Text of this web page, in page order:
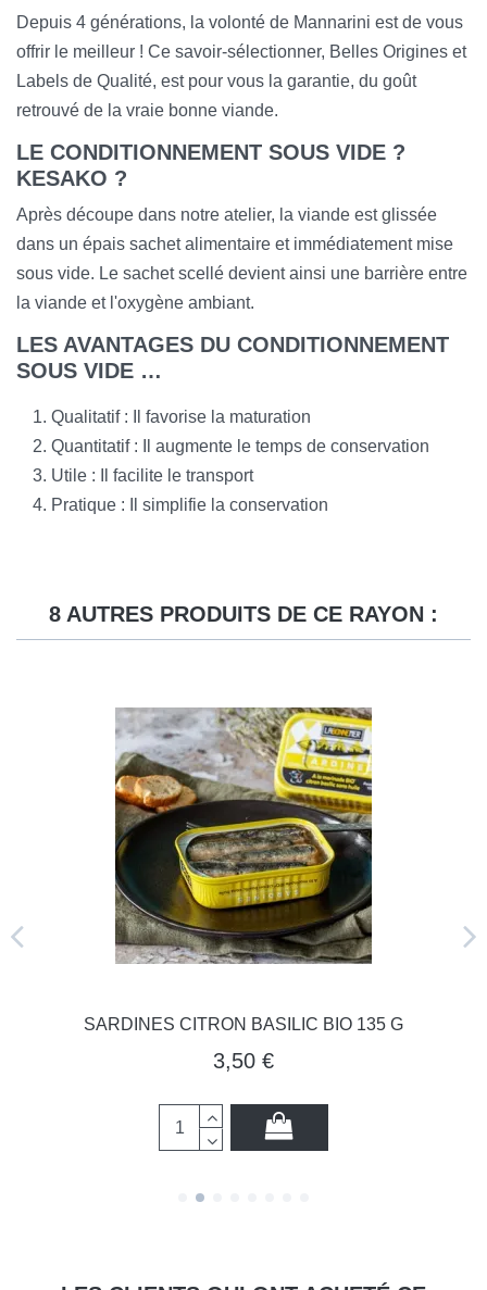
Depuis 4 générations, la volonté de Mannarini est de vous
offrir le meilleur ! Ce savoir-sélectionner, Belles Origines et
Labels de Qualité, est pour vous la garantie, du goût
retrouvé de la vraie bonne viande.
LE CONDITIONNEMENT SOUS VIDE ?
KESAKO ?
Après découpe dans notre atelier, la viande est glissée
dans un épais sachet alimentaire et immédiatement mise
sous vide. Le sachet scellé devient ainsi une barrière entre
la viande et l'oxygène ambiant.
LES AVANTAGES DU CONDITIONNEMENT
SOUS VIDE …
Qualitatif : Il favorise la maturation
Quantitatif : Il augmente le temps de conservation
Utile : Il facilite le transport
Pratique : Il simplifie la conservation
8 AUTRES PRODUITS DE CE RAYON :
SARDINES CITRON BASILIC BIO 135 G
3,50 €